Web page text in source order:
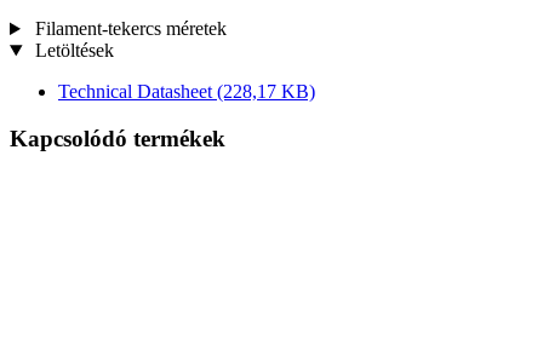
Filament-tekercs méretek
Letöltések
Technical Datasheet (228,17 KB)
Kapcsolódó termékek